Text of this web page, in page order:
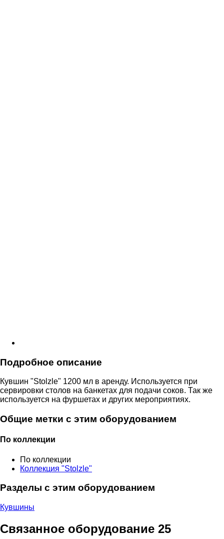
Подробное описание
Кувшин "Stolzle" 1200 мл в аренду. Используется при
сервировки столов на банкетах для подачи соков. Так же
используется на фуршетах и других мероприятиях.
Общие метки с этим оборудованием
По коллекции
По коллекции
Коллекция "Stolzle"
Разделы с этим оборудованием
Кувшины
Связанное оборудование 25